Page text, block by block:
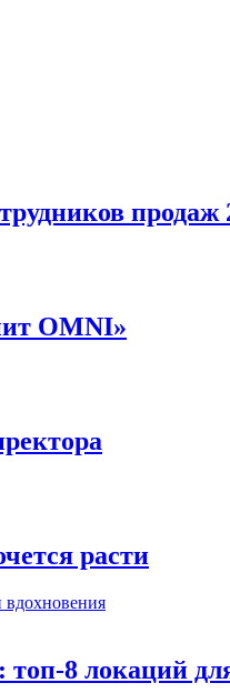
OMNI»
расти
8 локаций